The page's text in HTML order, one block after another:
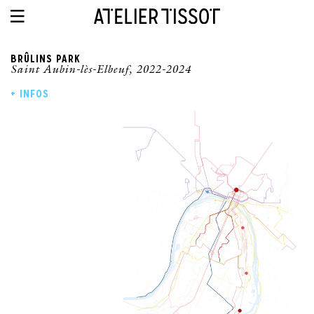
BRÛLINS PARK
Saint Aubin-lès-Elbeuf, 2022-2024
+ INFOS